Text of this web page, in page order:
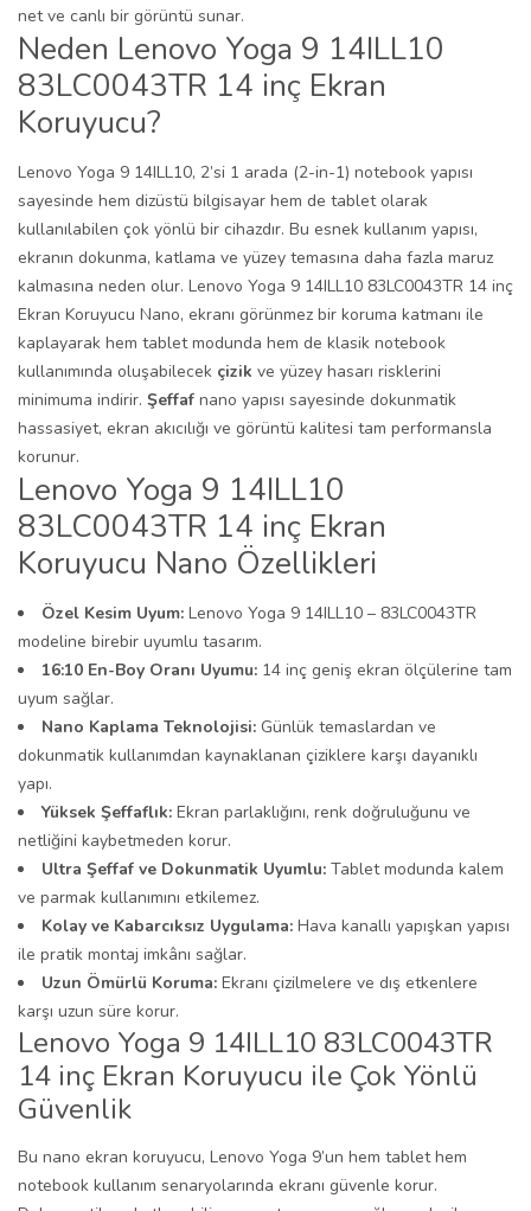
net ve canlı bir görüntü sunar.
Neden Lenovo Yoga 9 14ILL10
83LC0043TR 14 inç Ekran
Koruyucu?
Lenovo Yoga 9 14ILL10, 2’si 1 arada (2-in-1) notebook yapısı
sayesinde hem dizüstü bilgisayar hem de tablet olarak
kullanılabilen çok yönlü bir cihazdır. Bu esnek kullanım yapısı,
ekranın dokunma, katlama ve yüzey temasına daha fazla maruz
kalmasına neden olur. Lenovo Yoga 9 14ILL10 83LC0043TR 14 inç
Ekran Koruyucu Nano, ekranı görünmez bir koruma katmanı ile
kaplayarak hem tablet modunda hem de klasik notebook
kullanımında oluşabilecek çizik ve yüzey hasarı risklerini
minimuma indirir. Şeffaf nano yapısı sayesinde dokunmatik
hassasiyet, ekran akıcılığı ve görüntü kalitesi tam performansla
korunur.
Lenovo Yoga 9 14ILL10
83LC0043TR 14 inç Ekran
Koruyucu Nano Özellikleri
Özel Kesim Uyum: Lenovo Yoga 9 14ILL10 – 83LC0043TR
modeline birebir uyumlu tasarım.
16:10 En-Boy Oranı Uyumu: 14 inç geniş ekran ölçülerine tam
uyum sağlar.
Nano Kaplama Teknolojisi: Günlük temaslardan ve
dokunmatik kullanımdan kaynaklanan çiziklere karşı dayanıklı
yapı.
Yüksek Şeffaflık: Ekran parlaklığını, renk doğruluğunu ve
netliğini kaybetmeden korur.
Ultra Şeffaf ve Dokunmatik Uyumlu: Tablet modunda kalem
ve parmak kullanımını etkilemez.
Kolay ve Kabarcıksız Uygulama: Hava kanallı yapışkan yapısı
ile pratik montaj imkânı sağlar.
Uzun Ömürlü Koruma: Ekranı çizilmelere ve dış etkenlere
karşı uzun süre korur.
Lenovo Yoga 9 14ILL10 83LC0043TR
14 inç Ekran Koruyucu ile Çok Yönlü
Güvenlik
Bu nano ekran koruyucu, Lenovo Yoga 9’un hem tablet hem
notebook kullanım senaryolarında ekranı güvenle korur.